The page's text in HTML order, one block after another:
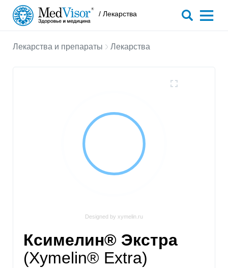
/ Лекарства
Лекарства и препараты Лекарства
Designed by xymelin.ru
Ксимелин® Экстра
(Xymelin® Extra)